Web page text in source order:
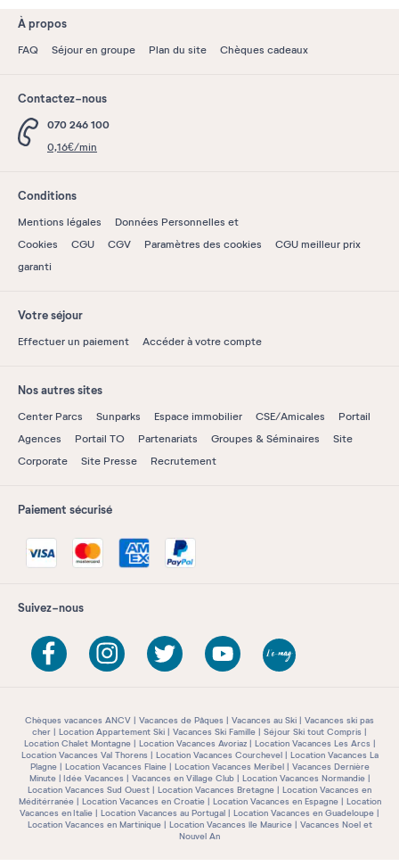
À propos
FAQ Séjour en groupe Plan du site Chèques cadeaux
Contactez-nous
070 246 100
0,16€/min
Conditions
Mentions légales
Données Personnelles et
Cookies
CGU CGV Paramètres des cookies
CGU meilleur prix
garanti
Votre séjour
Effectuer un paiement Accéder à votre compte
Nos autres sites
Center Parcs Sunparks Espace immobilier CSE/Amicales
Portail
Agences
Portail TO Partenariats Groupes & Séminaires
Site
Corporate
Site Presse Recrutement
Paiement sécurisé
Suivez-nous
Chèques vacances ANCV Vacances de Pâques Vacances au Ski
Vacances ski pas
cher
Location Appartement Ski Vacances Ski Famille
Séjour Ski tout Compris
Location Chalet Montagne
Location Vacances Avoriaz
Location Vacances Les Arcs
Location Vacances Val Thorens
Location Vacances Courchevel
Location Vacances La
Plagne
Location Vacances Flaine Location Vacances Meribel
Vacances Dernière
Minute
Idée Vacances Vacances en Village Club
Location Vacances Normandie
Location Vacances Sud Ouest
Location Vacances Bretagne
Location Vacances en
Méditérranée
Location Vacances en Croatie Location Vacances en Espagne
Location
Vacances en Italie
Location Vacances au Portugal
Location Vacances en Guadeloupe
Location Vacances en Martinique
Location Vacances île Maurice
Vacances Noel et
Nouvel An